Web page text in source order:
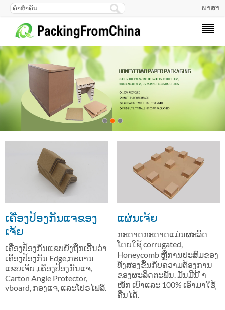
ພາສາ
ເຄື່ອງປ້ອງກັນແຈຂອງ
ເຈ້ຍ
ເຄື່ອງປ້ອງກັນແຂບຍັງຖືກເອີ້ນວ່າ
ເຄື່ອງປ້ອງກັນ Edge,ກະດານ
ແຂບເຈ້ຍ ,ເຄື່ອງປ້ອງກັນແຈ,
Carton Angle Protector,
vboard, ກອງແຈ, ແລະໂປຣໄຟລ໌.
ແຜ່ນເຈ້ຍ
ກະດາດກະດາດແມ່ນຜະລິດ
ໂດຍໃຊ້ corrugated,
Honeycomb ຫຼືການປະສົມຂອງ
ທັງສອງຂື້ນກັບຄວາມຕ້ອງການ
ຂອງຜະລິດຕະພັນ. ມັນມີນ້ ຳ
ໜັກ ເບົາແລະ 100% ເອົາມາໃຊ້
ຄືນໄດ້.